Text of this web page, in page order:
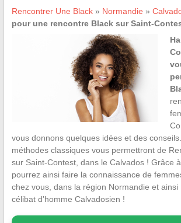
Rencontrer Une Black» Normandie »
pour une rencontre Black sur Saint-
vous donnons quelques idées et des
méthodes classiques vous permettront de
sur Saint-Contest, dans le Calvados ! Grâce
pourrez ainsi faire la connaissance de
chez vous, dans la région Normandie et ainsi
célibat d’homme Calvadosien !